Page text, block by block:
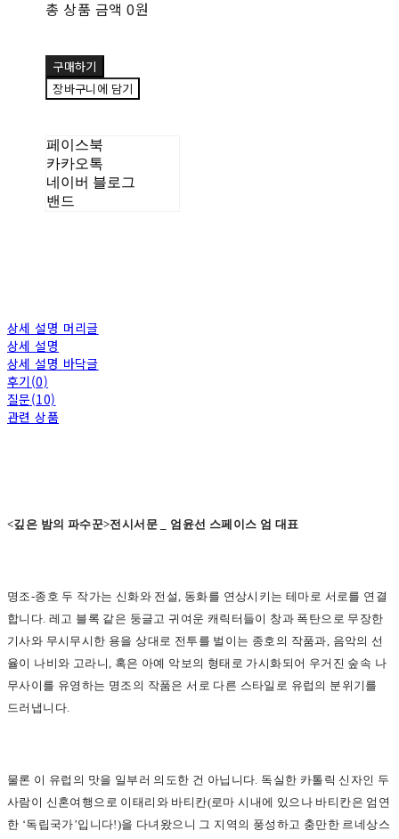
총 상품 금액 0원
구매하기
장바구니에 담기
페이스북
카카오톡
네이버 블로그
밴드
상세 설명 머리글
상세 설명
상세 설명 바닥글
후기(0)
질문(10)
관련 상품
<깊은 밤의 파수꾼>전시서문 _ 엄윤선 스페이스 엄 대표
명조-종호 두 작가는 신화와 전설, 동화를 연상시키는 테마로 서로를 연결
합니다. 레고 블록 같은 둥글고 귀여운 캐릭터들이 창과 폭탄으로 무장한
기사와 무시무시한 용을 상대로 전투를 벌이는 종호의 작품과, 음악의 선
율이 나비와 고라니, 혹은 아예 악보의 형태로 가시화되어 우거진 숲속 나
무사이를 유영하는 명조의 작품은 서로 다른 스타일로 유럽의 분위기를
드러냅니다.
물론 이 유럽의 맛을 일부러 의도한 건 아닙니다. 독실한 카톨릭 신자인 두
사람이 신혼여행으로 이태리와 바티칸(로마 시내에 있으나 바티칸은 엄연
한 ‘독립국가’입니다!)을 다녀왔으니 그 지역의 풍성하고 충만한 르네상스